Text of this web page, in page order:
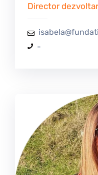
Director
-